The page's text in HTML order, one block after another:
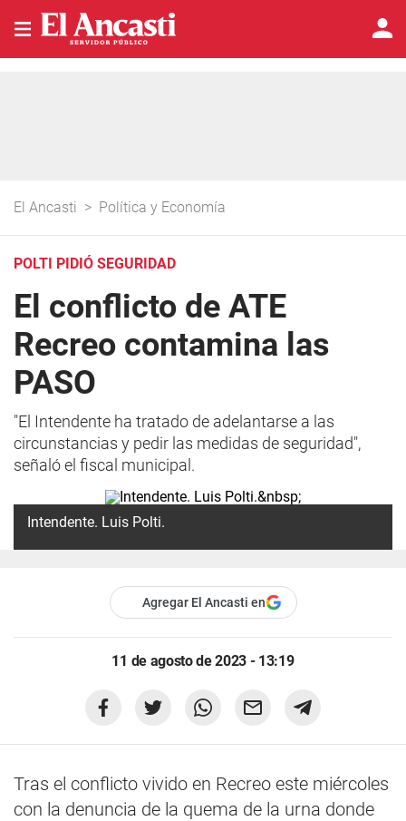
El Ancasti > Política y Economía
POLTI PIDIÓ SEGURIDAD
El conflicto de ATE
Recreo contamina las
PASO
"El Intendente ha tratado de adelantarse a las
circunstancias y pedir las medidas de seguridad",
señaló el fiscal municipal.
Intendente. Luis Polti.
Agregar El Ancasti en
11 de agosto de 2023 - 13:19
Tras el conflicto vivido en Recreo este miércoles
con la denuncia de la quema de la urna donde